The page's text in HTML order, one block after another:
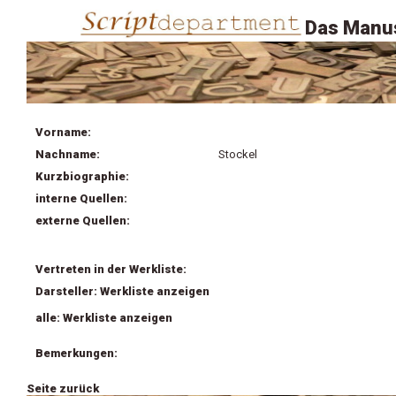
Das
Vorname:
Nachname:
Stockel
Kurzbiographie:
interne Quellen:
externe Quellen:
Vertreten in der Werkliste:
Darsteller: Werkliste anzeigen
alle: Werkliste anzeigen
Bemerkungen:
Seite zurück